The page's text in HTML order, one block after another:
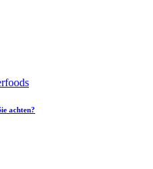
achten?